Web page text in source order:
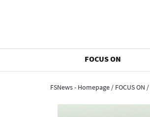
FOCUS ON
FSNews - Homepage / FOCUS ON /